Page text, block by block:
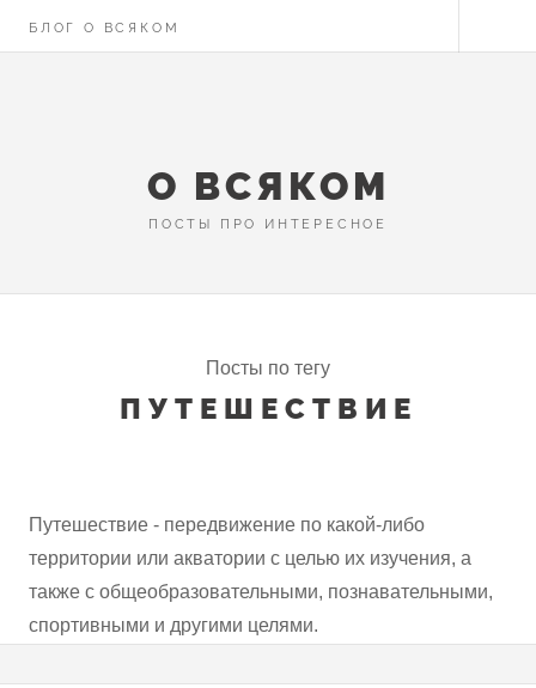
БЛОГ О ВСЯКОМ
О ВСЯКОМ
ПОСТЫ ПРО ИНТЕРЕСНОЕ
Посты по тегу
ПУТЕШЕСТВИЕ
Путешествие - передвижение по какой-либо
территории или акватории с целью их изучения, а
также с общеобразовательными, познавательными,
спортивными и другими целями.